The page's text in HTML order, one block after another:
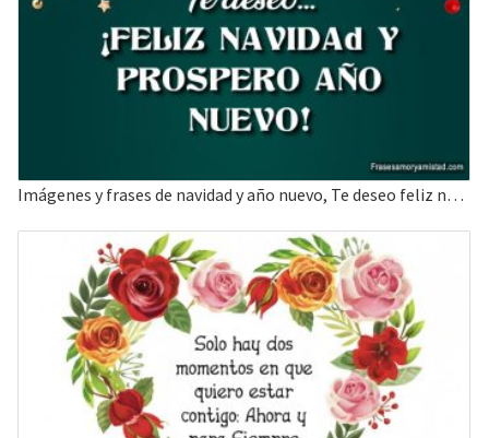
Imágenes y frases de navidad y año nuevo, Te deseo feliz navidad y año nuevo.